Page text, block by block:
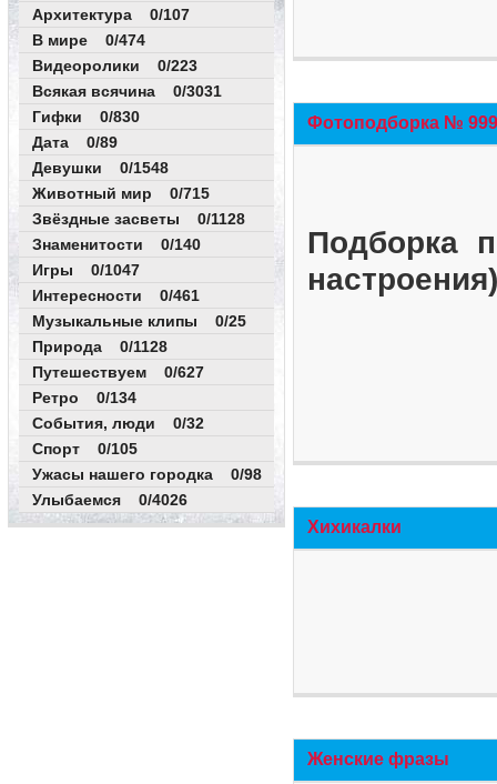
Архитектура 0/107
В мире 0/474
Видеоролики 0/223
Всякая всячина 0/3031
Гифки 0/830
Дата 0/89
Девушки 0/1548
Животный мир 0/715
Звёздные засветы 0/1128
Знаменитости 0/140
Игры 0/1047
Интересности 0/461
Музыкальные клипы 0/25
Природа 0/1128
Путешествуем 0/627
Ретро 0/134
События, люди 0/32
Спорт 0/105
Ужасы нашего городка 0/98
Улыбаемся 0/4026
Фотоподборка №
Подборка
Хихикалки
Женские фразы